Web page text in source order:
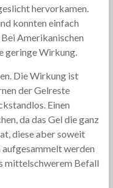
hervorkamen.
konnten einfach
Amerikanischen
geringe Wirkung.
Die Wirkung ist
der Gelreste
Einen
da das Gel die ganz
diese aber soweit
aufgesammelt werden
mittelschwerem Befall